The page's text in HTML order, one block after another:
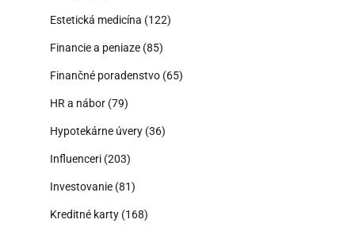
Estetická medicína (122)
Financie a peniaze (85)
Finančné poradenstvo (65)
HR a nábor (79)
Hypotekárne úvery (36)
Influenceri (203)
Investovanie (81)
Kreditné karty (168)